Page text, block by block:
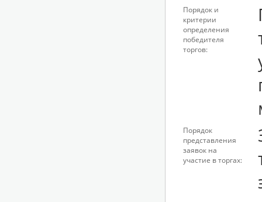
Порядок и
критерии
определения
победителя
торгов:
Порядок
представления
заявок на
участие в торгах: